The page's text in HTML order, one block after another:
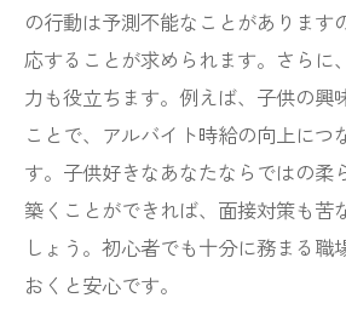
の行動は予測不能なことがあります
応することが求められます。さらに
力も役立ちます。例えば、子供の興
ことで、アルバイト時給の向上につ
す。子供好きなあなたならではの柔
築くことができれば、面接対策も苦
しょう。初心者でも十分に務まる職
おくと安心です。